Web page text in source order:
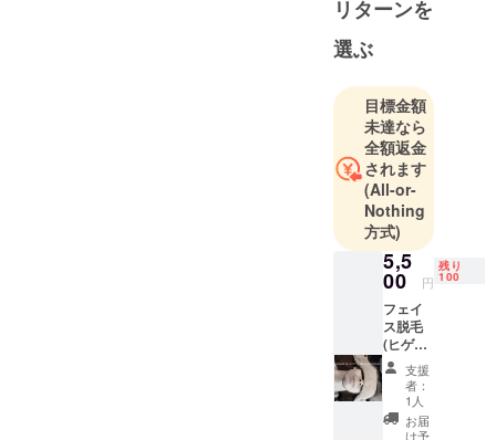
リターンを
選ぶ
目標金額
未達なら
全額返金
されます
(All-or-
Nothing
方式)
5,5
00 円
残り
100
フェイ
ス脱毛
(ヒゲ6
カ所)お
試し1回
コース
当日ご
入会さ
支援
者：
1人
お届
け予